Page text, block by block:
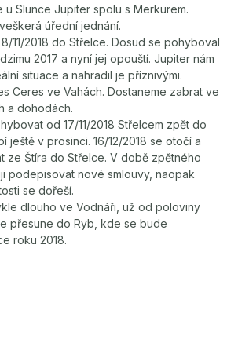
Slunce Jupiter spolu s Merkurem.
úřední jednání.
11/2018 do Střelce. Dosud se pohyboval
2017 a nyní jej opouští. Jupiter nám
situace a nahradil je příznivými.
Ceres ve Vahách. Dostaneme zabrat ve
a dohodách.
od 17/11/2018 Střelcem zpět do
ještě v prosinci. 16/12/2018 se otočí a
ze Štíra do Střelce. V době zpětného
podepisovat nové smlouvy, naopak
se dořeší.
dlouho ve Vodnáři, už od poloviny
přesune do Ryb, kde se bude
roku 2018.